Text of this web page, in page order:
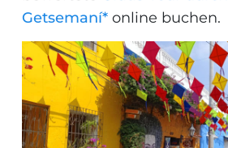
Getsemaní*online buchen.